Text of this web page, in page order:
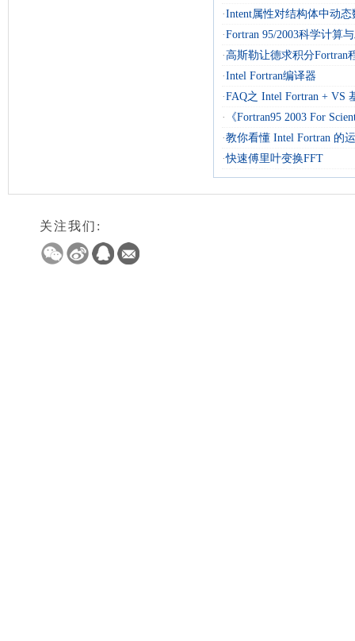
·Intent属性对结构体中动
·Fortran 95/2003科学计算
·高斯勒让德求积分Fortran
·Intel Fortran编译器
·FAQ之 Intel Fortran + VS
·
《Fortran95 2003 For
·教你看懂 Intel Fortran 的
·快速傅里叶变换FFT
关注我们: